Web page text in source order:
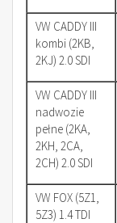
VW CADDY III
kombi (2KB,
2KJ) 2.0 SDI
VW CADDY III
nadwozie
pełne (2KA,
2KH, 2CA,
2CH) 2.0 SDI
VW FOX (5Z1,
5Z3) 1.4 TDI